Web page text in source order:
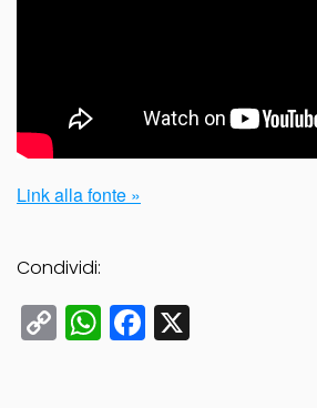
Link alla fonte »
Condividi:
CopyWhatsApp
Facebook